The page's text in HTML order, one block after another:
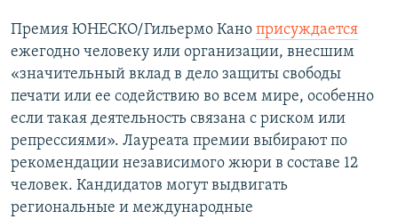
Премия ЮНЕСКО/Гильермо Кано присуждается
ежегодно человеку или организации, внесшим
«значительный вклад в дело защиты свободы
печати или ее содействию во всем мире, особенно
если такая деятельность связана с риском или
репрессиями». Лауреата премии выбирают по
рекомендации независимого жюри в составе 12
человек. Кандидатов могут выдвигать
региональные и международные